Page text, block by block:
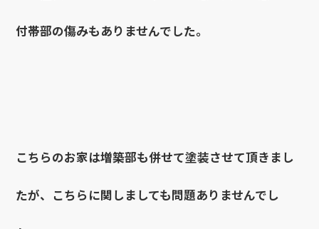
付帯部の傷みもありませんでした。
こちらのお家は増築部も併せて塗装させて頂きまし
たが、こちらに関しましても問題ありませんでし